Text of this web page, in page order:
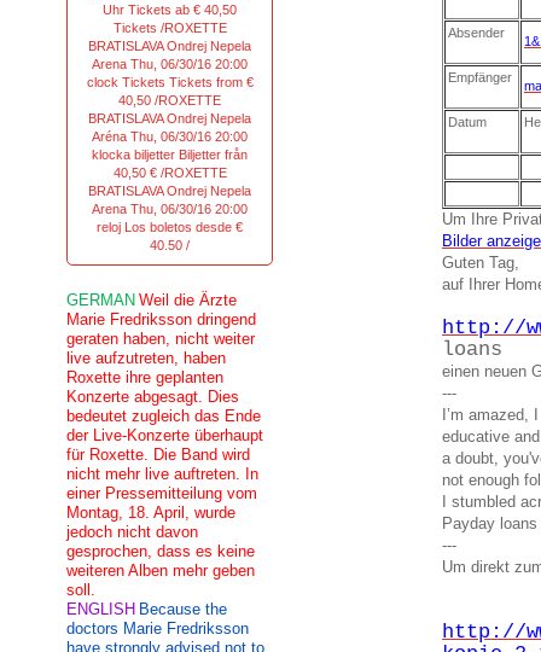
Absender
Empfänger
Datum
Um Ihre
Bilder
Guten Tag,
auf Ihrer
http://
loans
einen neuen
---
I’m amazed,
educative
a doubt,
not enough
I stumbled
Payday loans
---
Um direkt
http://
Uhr Tickets ab € 40,50
Tickets /ROXETTE
BRATISLAVA Ondrej Nepela
Arena Thu, 06/30/16 20:00
clock Tickets Tickets from €
40,50 /ROXETTE
BRATISLAVA Ondrej Nepela
Aréna Thu, 06/30/16 20:00
klocka biljetter Biljetter från
40,50 € /ROXETTE
BRATISLAVA Ondrej Nepela
Arena Thu, 06/30/16 20:00
reloj Los boletos desde €
40.50 /
GERMAN Weil die Ärzte
Marie Fredriksson dringend
geraten haben, nicht weiter
live aufzutreten, haben
Roxette ihre geplanten
Konzerte abgesagt. Dies
bedeutet zugleich das Ende
der Live-Konzerte überhaupt
für Roxette. Die Band wird
nicht mehr live auftreten. In
einer Pressemitteilung vom
Montag, 18. April, wurde
jedoch nicht davon
gesprochen, dass es keine
weiteren Alben mehr geben
soll.
ENGLISH Because the
doctors Marie Fredriksson
have strongly advised not to